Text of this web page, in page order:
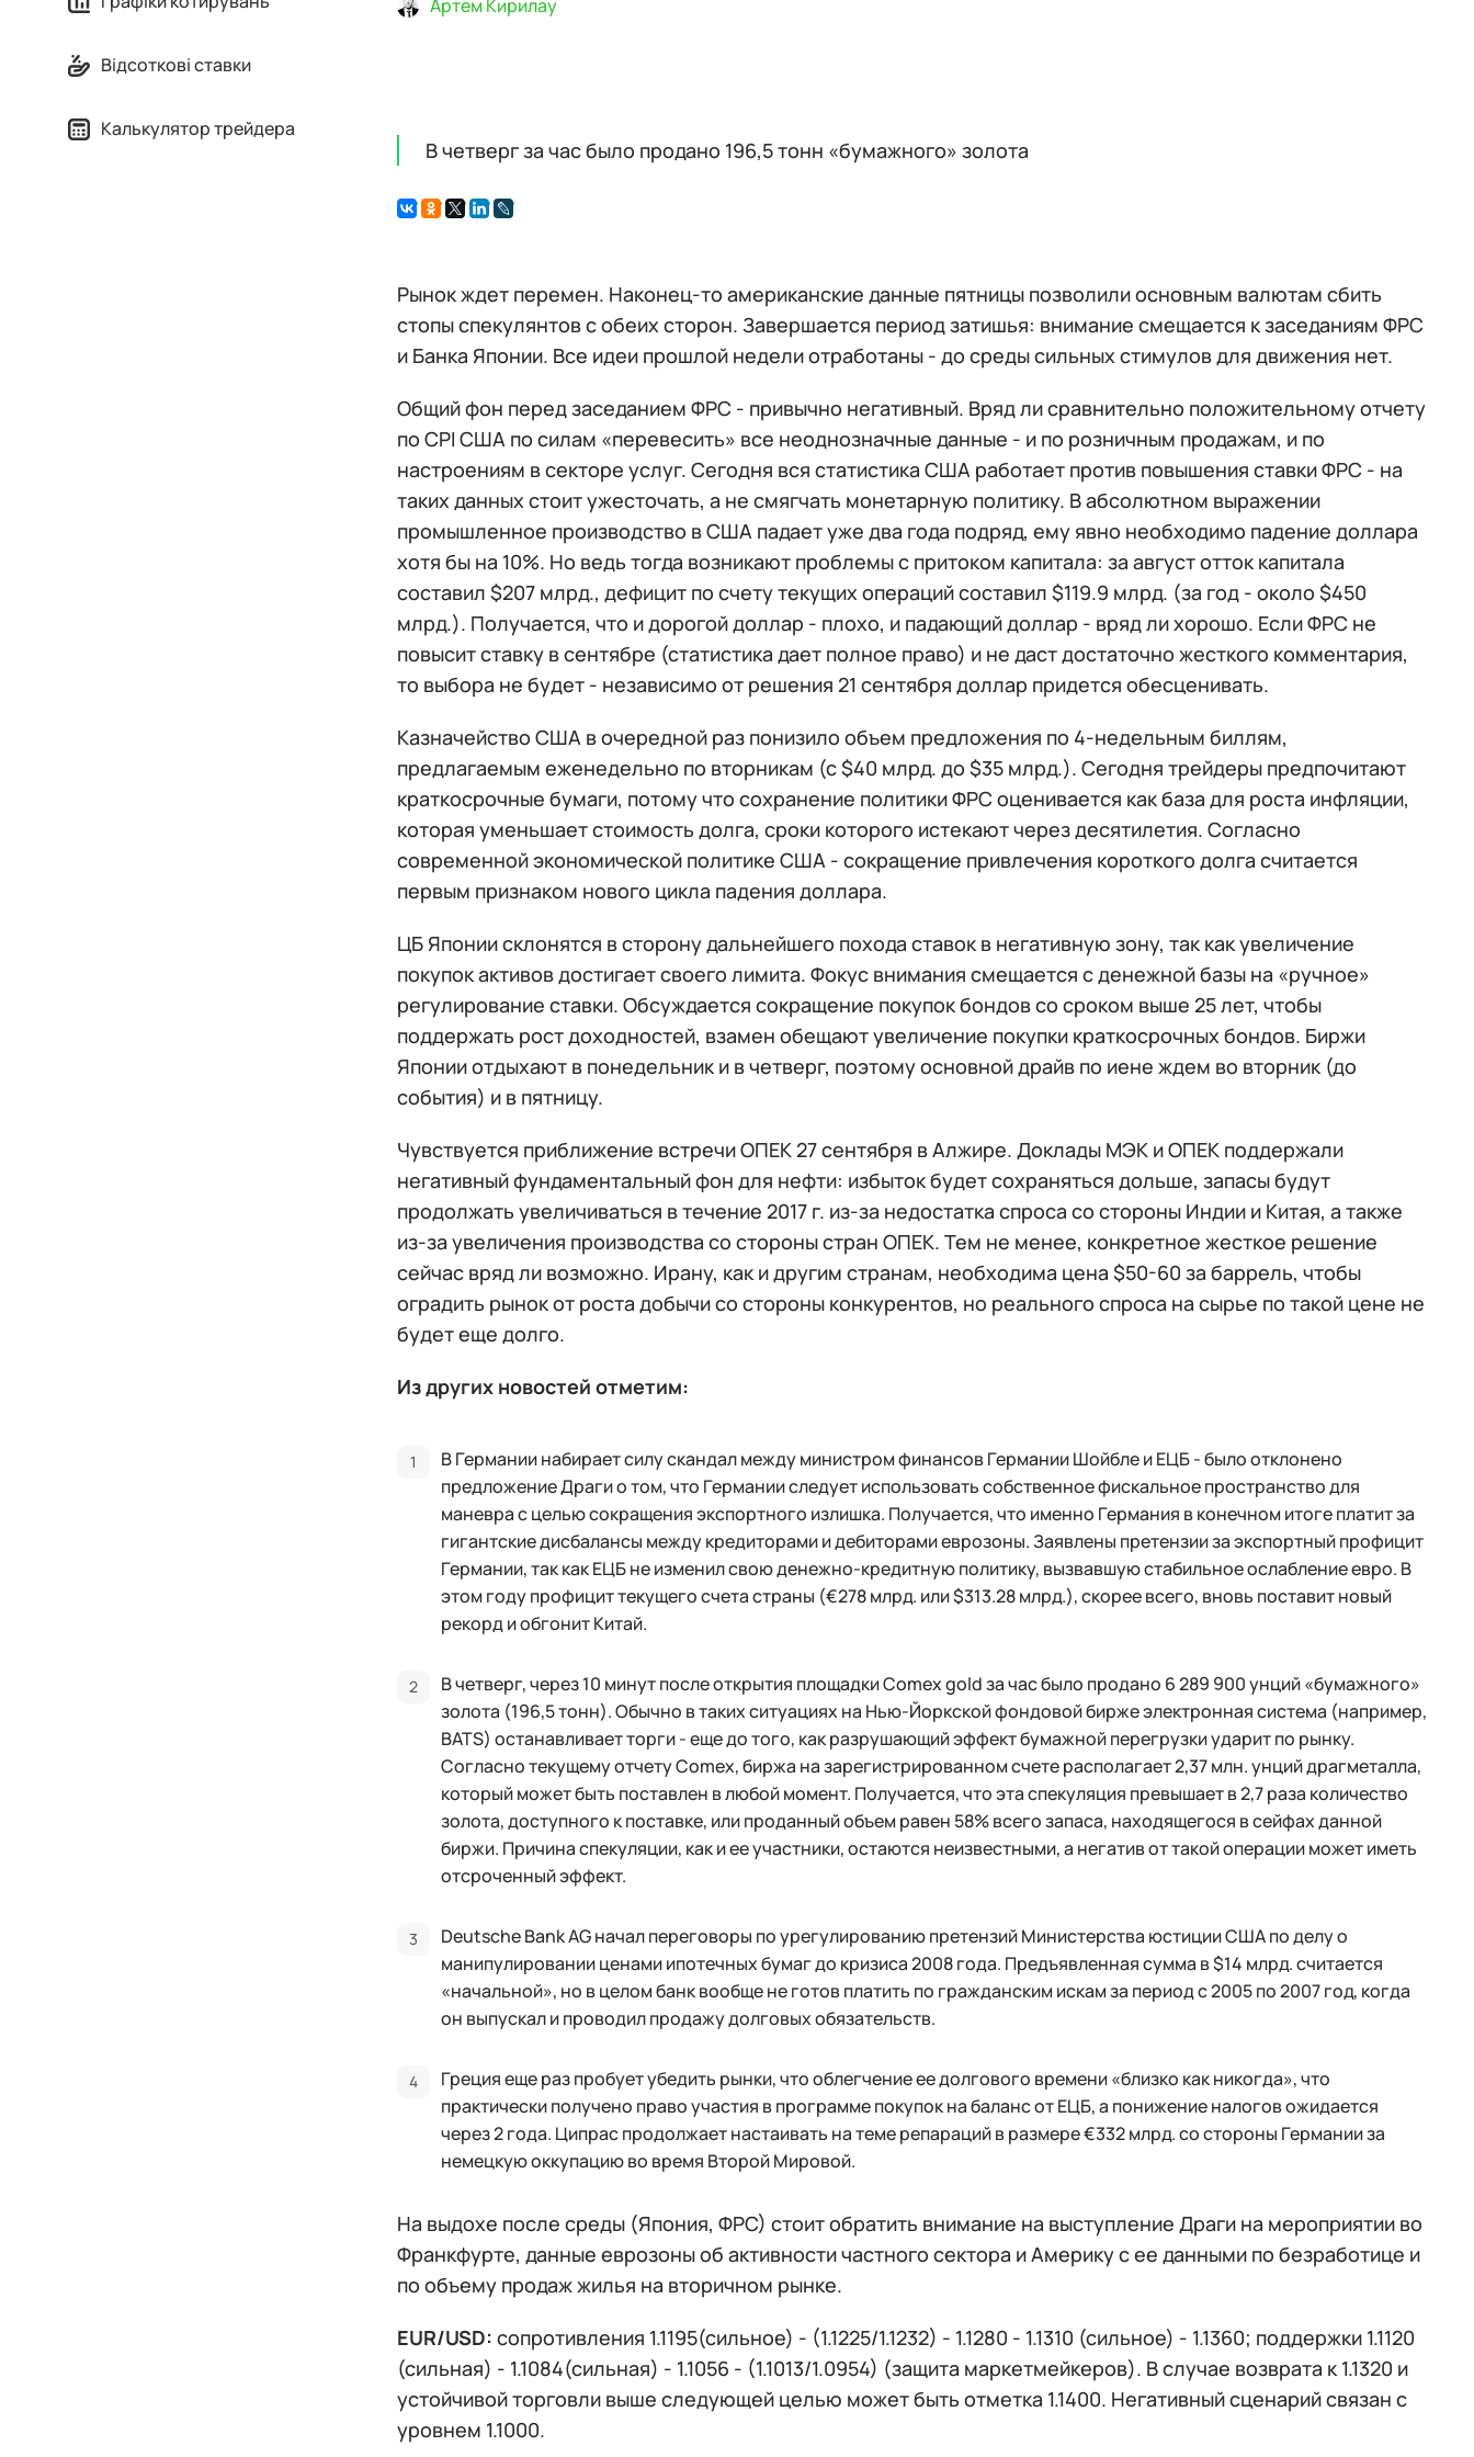
Відсоткові ставки
Калькулятор трейдера
Артем Кирилау
В четверг за час было продано 196,5 тонн «бумажного» золота
Рынок ждет перемен. Наконец-то американские данные пятницы позволили основным валютам сбить
стопы спекулянтов с обеих сторон. Завершается период затишья: внимание смещается к заседаниям ФРС
и Банка Японии. Все идеи прошлой недели отработаны - до среды сильных стимулов для движения нет.
Общий фон перед заседанием ФРС - привычно негативный. Вряд ли сравнительно положительному отчету
по CPI США по силам «перевесить» все неоднозначные данные - и по розничным продажам, и по
настроениям в секторе услуг. Сегодня вся статистика США работает против повышения ставки ФРС - на
таких данных стоит ужесточать, а не смягчать монетарную политику. В абсолютном выражении
промышленное производство в США падает уже два года подряд, ему явно необходимо падение доллара
хотя бы на 10%. Но ведь тогда возникают проблемы с притоком капитала: за август отток капитала
составил $207 млрд., дефицит по счету текущих операций составил $119.9 млрд. (за год - около $450
млрд.). Получается, что и дорогой доллар - плохо, и падающий доллар - вряд ли хорошо. Если ФРС не
повысит ставку в сентябре (статистика дает полное право) и не даст достаточно жесткого комментария,
то выбора не будет - независимо от решения 21 сентября доллар придется обесценивать.
Казначейство США в очередной раз понизило объем предложения по 4-недельным биллям,
предлагаемым еженедельно по вторникам (с $40 млрд. до $35 млрд.). Сегодня трейдеры предпочитают
краткосрочные бумаги, потому что сохранение политики ФРС оценивается как база для роста инфляции,
которая уменьшает стоимость долга, сроки которого истекают через десятилетия. Согласно
современной экономической политике США - сокращение привлечения короткого долга считается
первым признаком нового цикла падения доллара.
ЦБ Японии склонятся в сторону дальнейшего похода ставок в негативную зону, так как увеличение
покупок активов достигает своего лимита. Фокус внимания смещается с денежной базы на «ручное»
регулирование ставки. Обсуждается сокращение покупок бондов со сроком выше 25 лет, чтобы
поддержать рост доходностей, взамен обещают увеличение покупки краткосрочных бондов. Биржи
Японии отдыхают в понедельник и в четверг, поэтому основной драйв по иене ждем во вторник (до
события) и в пятницу.
Чувствуется приближение встречи ОПЕК 27 сентября в Алжире. Доклады МЭК и ОПЕК поддержали
негативный фундаментальный фон для нефти: избыток будет сохраняться дольше, запасы будут
продолжать увеличиваться в течение 2017 г. из-за недостатка спроса со стороны Индии и Китая, а также
из-за увеличения производства со стороны стран ОПЕК. Тем не менее, конкретное жесткое решение
сейчас вряд ли возможно. Ирану, как и другим странам, необходима цена $50-60 за баррель, чтобы
оградить рынок от роста добычи со стороны конкурентов, но реального спроса на сырье по такой цене не
будет еще долго.
Из других новостей отметим:
В Германии набирает силу скандал между министром финансов Германии Шойбле и ЕЦБ - было отклонено
предложение Драги о том, что Германии следует использовать собственное фискальное пространство для
маневра с целью сокращения экспортного излишка. Получается, что именно Германия в конечном итоге платит за
гигантские дисбалансы между кредиторами и дебиторами еврозоны. Заявлены претензии за экспортный профицит
Германии, так как ЕЦБ не изменил свою денежно-кредитную политику, вызвавшую стабильное ослабление евро. В
этом году профицит текущего счета страны (€278 млрд. или $313.28 млрд.), скорее всего, вновь поставит новый
рекорд и обгонит Китай.
В четверг, через 10 минут после открытия площадки Comex gold за час было продано 6 289 900 унций «бумажного»
золота (196,5 тонн). Обычно в таких ситуациях на Нью-Йоркской фондовой бирже электронная система (например,
BATS) останавливает торги - еще до того, как разрушающий эффект бумажной перегрузки ударит по рынку.
Согласно текущему отчету Comex, биржа на зарегистрированном счете располагает 2,37 млн. унций драгметалла,
который может быть поставлен в любой момент. Получается, что эта спекуляция превышает в 2,7 раза количество
золота, доступного к поставке, или проданный объем равен 58% всего запаса, находящегося в сейфах данной
биржи. Причина спекуляции, как и ее участники, остаются неизвестными, а негатив от такой операции может иметь
отсроченный эффект.
Deutsche Bank AG начал переговоры по урегулированию претензий Министерства юстиции США по делу о
манипулировании ценами ипотечных бумаг до кризиса 2008 года. Предъявленная сумма в $14 млрд. считается
«начальной», но в целом банк вообще не готов платить по гражданским искам за период с 2005 по 2007 год, когда
он выпускал и проводил продажу долговых обязательств.
Греция еще раз пробует убедить рынки, что облегчение ее долгового времени «близко как никогда», что
практически получено право участия в программе покупок на баланс от ЕЦБ, а понижение налогов ожидается
через 2 года. Ципрас продолжает настаивать на теме репараций в размере €332 млрд. со стороны Германии за
немецкую оккупацию во время Второй Мировой.
На выдохе после среды (Япония, ФРС) стоит обратить внимание на выступление Драги на мероприятии во
Франкфурте, данные еврозоны об активности частного сектора и Америку с ее данными по безработице и
по объему продаж жилья на вторичном рынке.
EUR/USD: сопротивления 1.1195(сильное) - (1.1225/1.1232) - 1.1280 - 1.1310 (сильное) - 1.1360; поддержки 1.1120
(сильная) - 1.1084(сильная) - 1.1056 - (1.1013/1.0954) (защита маркетмейкеров). В случае возврата к 1.1320 и
устойчивой торговли выше следующей целью может быть отметка 1.1400. Негативный сценарий связан с
уровнем 1.1000.